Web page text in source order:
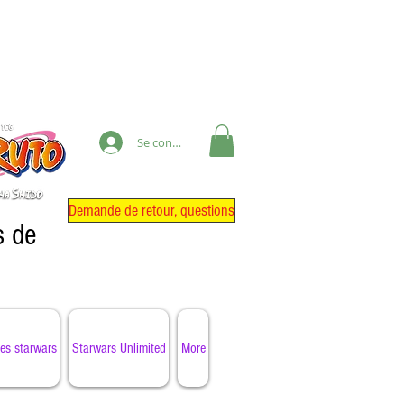
Se connecter
de
Demande de retour, questions
starwars Starwars Unlimited More